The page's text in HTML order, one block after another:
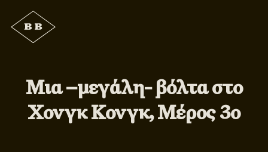
Μια –μεγάλη- βόλτα στο
Χονγκ Κονγκ, Μέρος 3ο